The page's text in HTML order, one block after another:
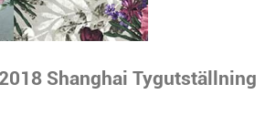
Shanghai Tygutställning